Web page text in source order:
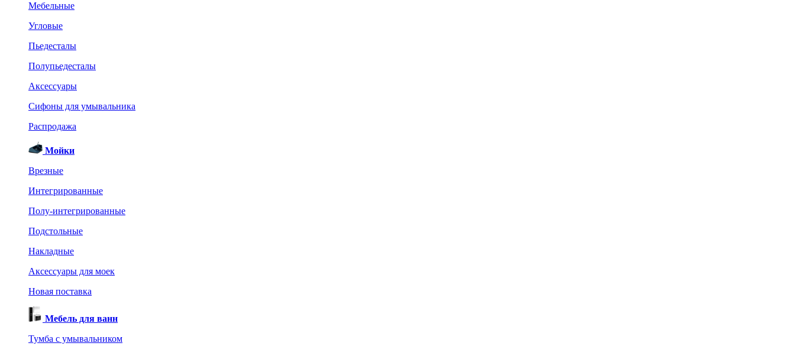
Мебельные
Угловые
Пьедесталы
Полупьедесталы
Аксессуары
Сифоны для умывальника
Распродажа
Мойки
Врезные
Интегрированные
Полу-интегрированные
Подстольные
Накладные
Аксессуары для моек
Новая поставка
Мебель для ванн
Тумба с умывальником